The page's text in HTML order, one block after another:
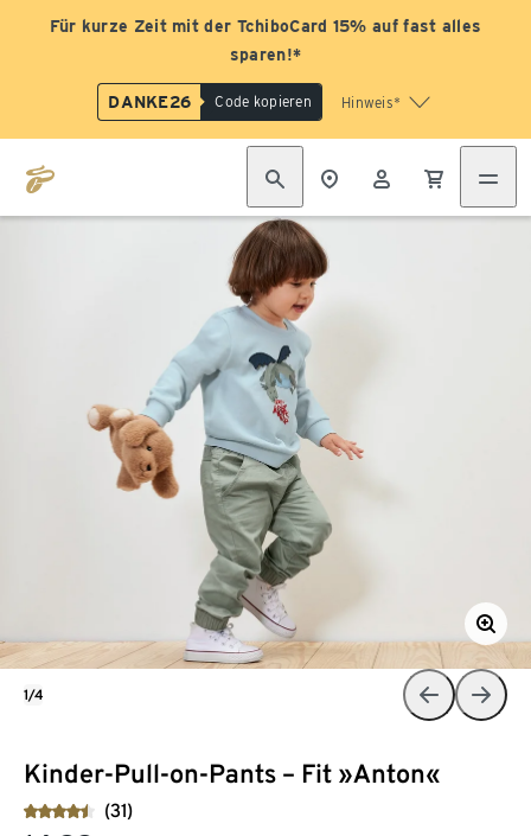
Für kurze Zeit mit der TchiboCard 15% auf fast alles
sparen!*
DANKE26 Code kopieren Hinweis*
Kinder-Pull-on-Pants – Fit »Anton«
(31)
1/4